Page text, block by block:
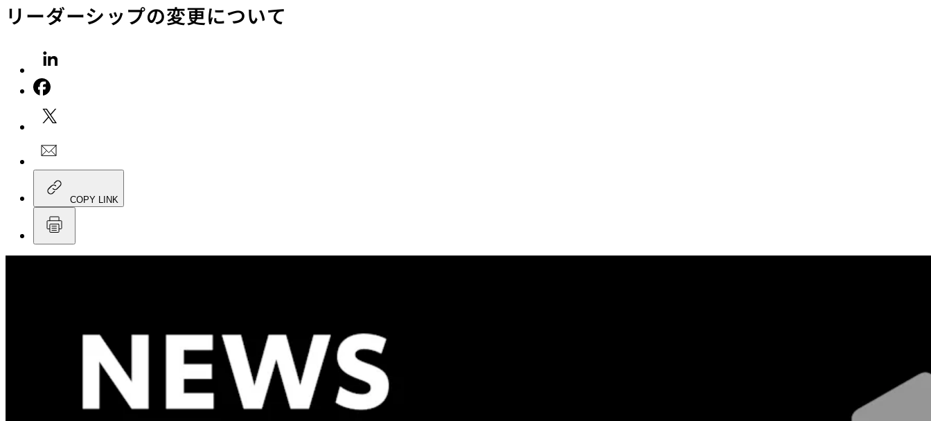
リーダーシップの変更について
COPY LINK